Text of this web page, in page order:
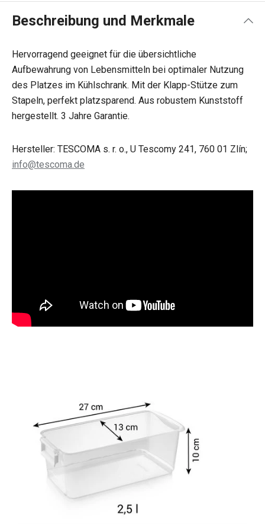
Beschreibung und Merkmale
Hervorragend geeignet für die übersichtliche
Aufbewahrung von Lebensmitteln bei optimaler Nutzung
des Platzes im Kühlschrank. Mit der Klapp-Stütze zum
Stapeln, perfekt platzsparend. Aus robustem Kunststoff
hergestellt. 3 Jahre Garantie.
Hersteller: TESCOMA s. r. o., U Tescomy 241, 760 01 Zlín;
info@tescoma.de